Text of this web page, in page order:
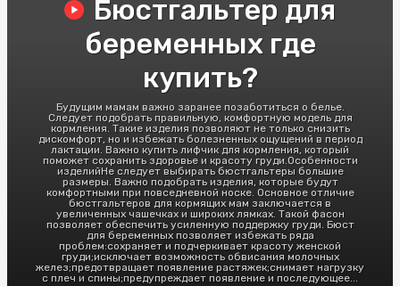
Бюстгальтер для
беременных где
купить?
Будущим мамам важно заранее позаботиться о белье.
Следует подобрать правильную, комфортную модель для
кормления. Такие изделия позволяют не только снизить
дискомфорт, но и избежать болезненных ощущений в период
лактации. Важно купить лифчик для кормления, который
поможет сохранить здоровье и красоту груди.Особенности
изделийНе следует выбирать бюстгальтеры большие
размеры. Важно подобрать изделия, которые будут
комфортными при повседневной носке. Основное отличие
бюстгальтеров для кормящих мам заключается в
увеличенных чашечках и широких лямках. Такой фасон
позволяет обеспечить усиленную поддержку груди. Бюст
для беременных позволяет избежать ряда
проблем:сохраняет и подчеркивает красоту женской
груди;исключает возможность обвисания молочных
желез;предотвращает появление растяжек;снимает нагрузку
с плеч и спины;предупреждает появление и последующее...